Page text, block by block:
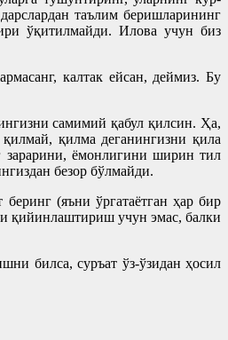
таълим беришларининг
ўқитилмайди. Илова учун биз
калтак ейсан, деймиз. Бу
самимий қабул қилсин. Ҳа,
қилма деганингизни қила
зарарини, ёмонлигини ширин тил
безор бўлмайди.
(яъни ўргатаётган ҳар бир
қийинлаштириш учун эмас, балки
билса, суръат ўз-ўзидан ҳосил